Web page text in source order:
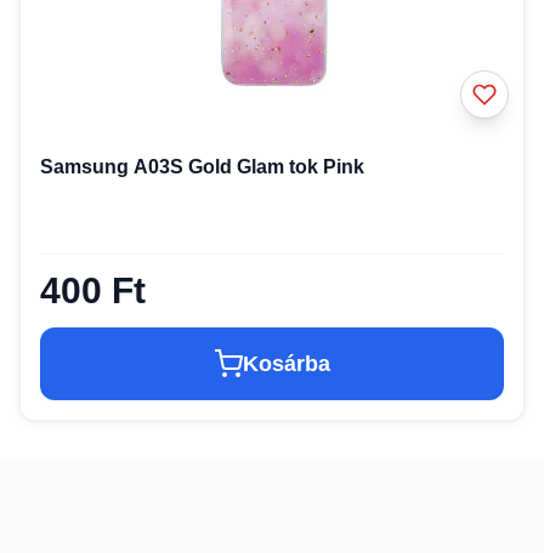
Samsung A03S Gold Glam tok Pink
400 Ft
Kosárba